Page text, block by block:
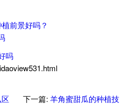
前景好吗？
吗
下一篇: 羊角蜜甜瓜的种植技